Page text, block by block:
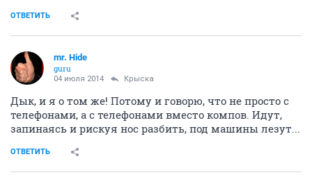
ОТВЕТИТЬ
mr. Hide
guru
04 июля 2014 Крыска
Дык, и я о том же! Потому и говорю, что не просто с
телефонами, а с телефонами вместо компов. Идут,
запинаясь и рискуя нос разбить, под машины лезут...
ОТВЕТИТЬ